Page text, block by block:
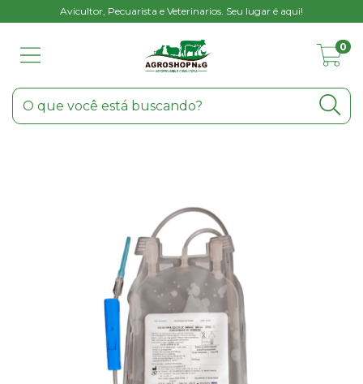
Avicultor, Pecuarista e Veterinarios. Seu lugar é aqui!
0